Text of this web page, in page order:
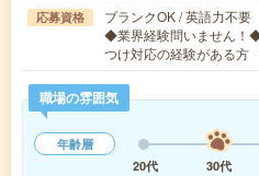
応募資格
ブランクOK / 英語力不要
◆業界経験問いません！
つけ対応の経験がある
職場の雰囲気
年齢層
20代
30代